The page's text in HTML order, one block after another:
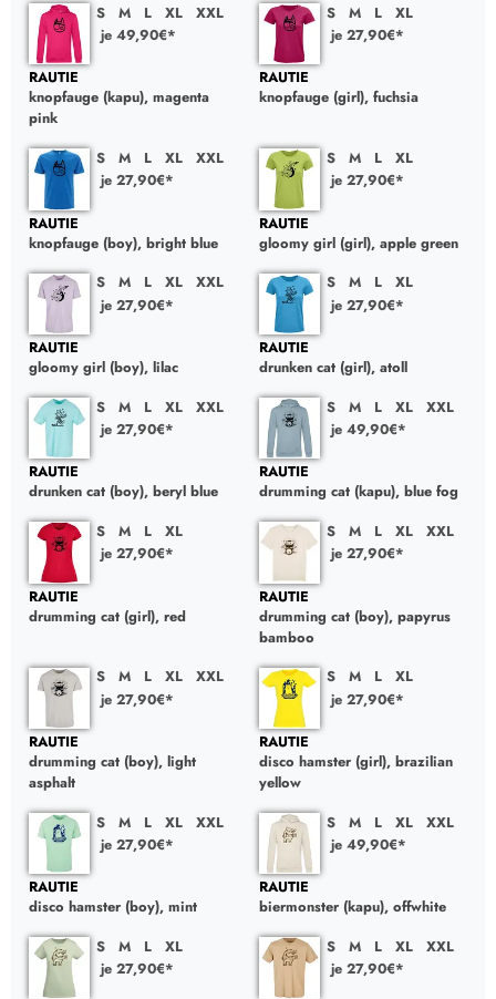
S
M L XL
XXL
je 49,90€*
RAUTIE
knopfauge (kapu), magenta
pink
S M L
XL
je 27,90€*
RAUTIE
knopfauge (girl), fuchsia
S M L XL
XXL
je 27,90€*
RAUTIE
knopfauge (boy), bright blue
S M L
XL
je 27,90€*
RAUTIE
gloomy girl (girl), apple green
S
M L XL
XXL
je 27,90€*
RAUTIE
gloomy girl (boy), lilac
S M L
XL
je 27,90€*
RAUTIE
drunken cat (girl), atoll
S
M L XL
XXL
je 27,90€*
RAUTIE
drunken cat (boy), beryl blue
S M L XL
XXL
je 49,90€*
RAUTIE
drumming cat (kapu), blue fog
S
M L
XL
je 27,90€*
RAUTIE
drumming cat (girl), red
S M L XL
XXL
je 27,90€*
RAUTIE
drumming cat (boy), papyrus
bamboo
S
M L XL
XXL
je 27,90€*
RAUTIE
drumming cat (boy), light
asphalt
S M L
XL
je 27,90€*
RAUTIE
disco hamster (girl), brazilian
yellow
S
M L XL
XXL
je 27,90€*
RAUTIE
disco hamster (boy), mint
S M L XL
XXL
je 49,90€*
RAUTIE
biermonster (kapu), offwhite
S
M L
XL
je 27,90€*
S M L XL
XXL
je 27,90€*